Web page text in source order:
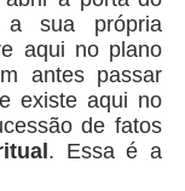
sua própria
aqui no plano
antes passar
existe aqui no
de fatos
. Essa é a